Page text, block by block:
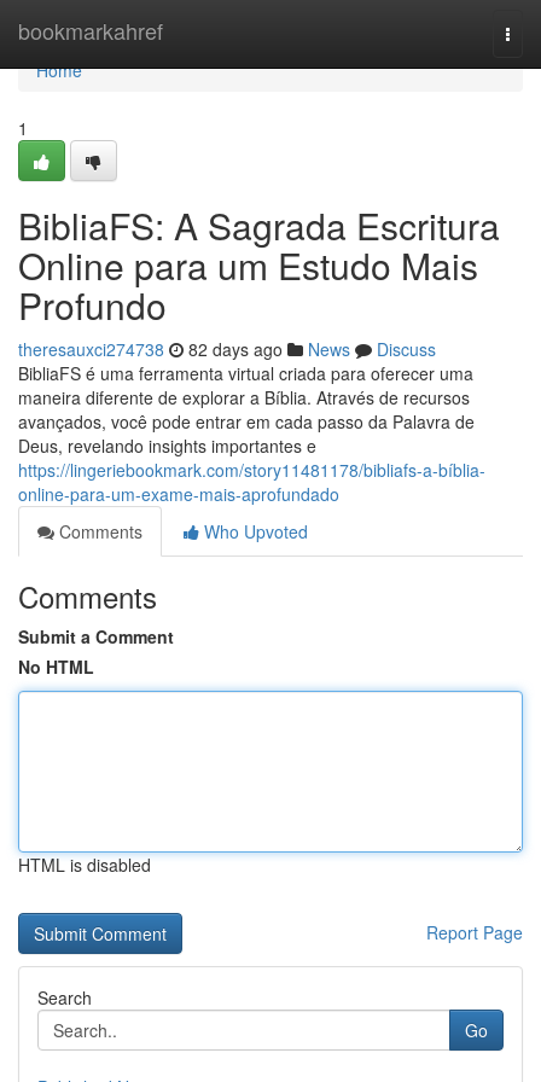
bookmarkahref
Home
Home
1
BibliaFS: A Sagrada Escritura
Online para um Estudo Mais
Profundo
theresauxci274738 82 days ago News
Discuss
BibliaFS é uma ferramenta virtual criada para oferecer uma
maneira diferente de explorar a Bíblia. Através de recursos
avançados, você pode entrar em cada passo da Palavra de
Deus, revelando insights importantes e
https://lingeriebookmark.com/story11481178/bibliafs-a-bíblia-
online-para-um-exame-mais-aprofundado
Comments
Who Upvoted
Comments
Submit a Comment
No HTML
HTML is disabled
Report Page
Search
Go